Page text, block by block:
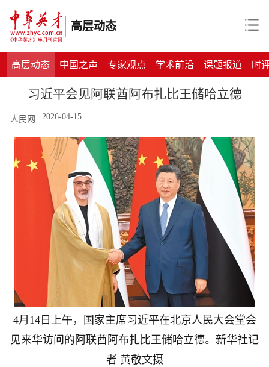
高层动态
高层动态 中国之声 专家观点 学术前沿 课题报道 时
习近平会见阿联酋阿布扎比王储哈立德
人民网 2026-04-15
4月14日上午，国家主席习近平在北京人民大会堂会
见来华访问的阿联酋阿布扎比王储哈立德。 新华社记
者 黄敬文摄